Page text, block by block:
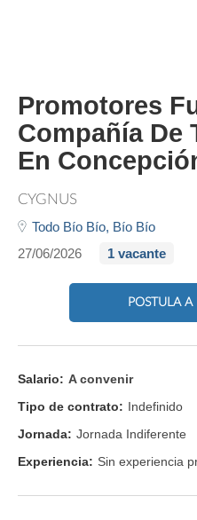
Promotores
Compañía De
En
CYGNUS
Todo Bío Bío, Bío Bío
27/06/2026
1 vacante
POSTULA
Salario: A convenir
Tipo de contrato: Indefinido
Jornada: Jornada Indiferente
Experiencia: Sin experiencia